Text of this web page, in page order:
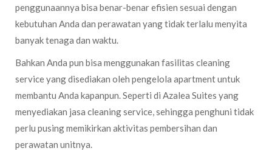
penggunaannya bisa benar-benar efisien sesuai dengan
kebutuhan Anda dan perawatan yang tidak terlalu menyita
banyak tenaga dan waktu.
Bahkan Anda pun bisa menggunakan fasilitas cleaning
service yang disediakan oleh pengelola apartment untuk
membantu Anda kapanpun. Seperti di Azalea Suites yang
menyediakan jasa cleaning service, sehingga penghuni tidak
perlu pusing memikirkan aktivitas pembersihan dan
perawatan unitnya.